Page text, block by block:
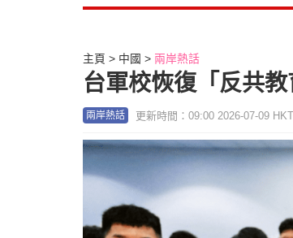
主頁 中國 兩岸熱話
台軍校恢復「反共
兩岸熱話 更新時間：09:00 2026-07-09 HKT